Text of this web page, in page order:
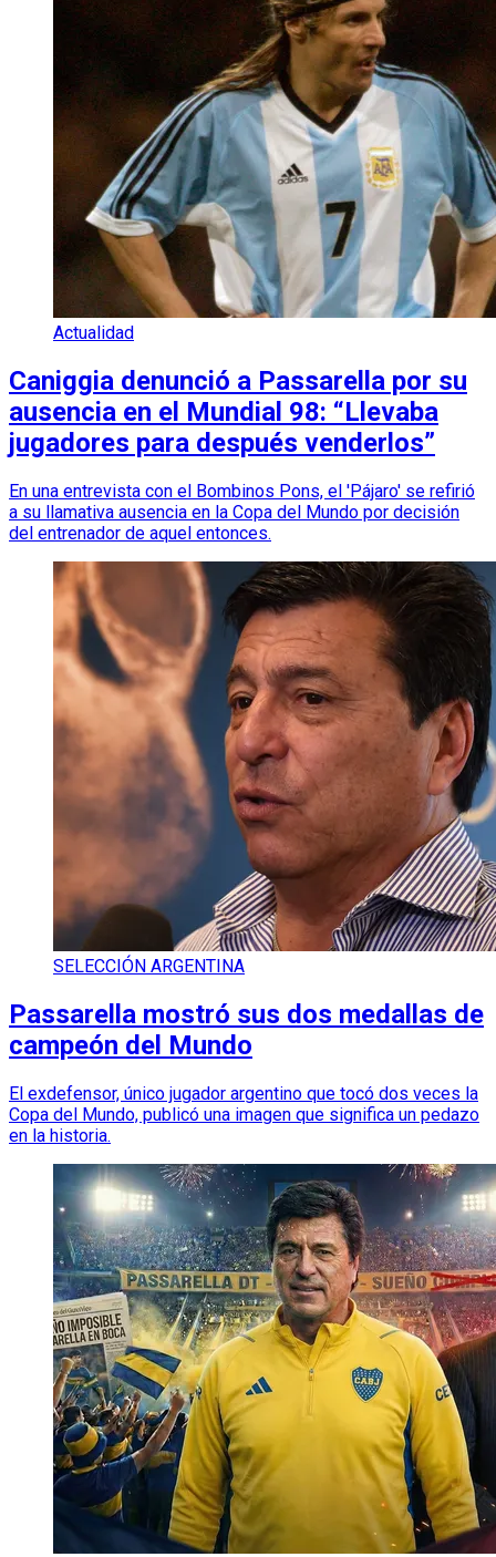
Actualidad
Caniggia denunció a Passarella por su
ausencia en el Mundial 98: “Llevaba
jugadores para después venderlos”
En una entrevista con el Bombinos Pons, el 'Pájaro' se refirió
a su llamativa ausencia en la Copa del Mundo por decisión
del entrenador de aquel entonces.
SELECCIÓN ARGENTINA
Passarella mostró sus dos medallas de
campeón del Mundo
El exdefensor, único jugador argentino que tocó dos veces la
Copa del Mundo, publicó una imagen que significa un pedazo
en la historia.